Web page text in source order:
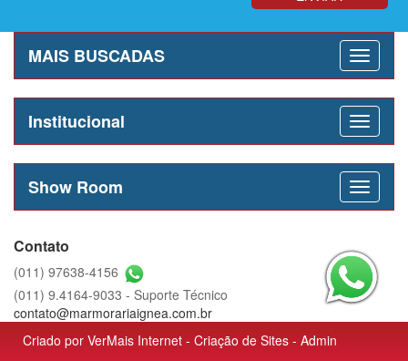
MAIS BUSCADAS
Institucional
Show Room
Contato
(011) 97638-4156
(011) 9.4164-9033 - Suporte Técnico
contato@marmorariaignea.com.br
Criado por VerMais Internet - Criação de Sites - Admin